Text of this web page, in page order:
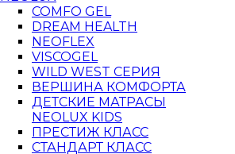
COMFO GEL
DREAM HEALTH
NEOFLEX
VISCOGEL
WILD WEST СЕРИЯ
ВЕРШИНА КОМФОРТА
ДЕТСКИЕ МАТРАСЫ
NEOLUX KIDS
ПРЕСТИЖ КЛАСС
СТАНДАРТ КЛАСС